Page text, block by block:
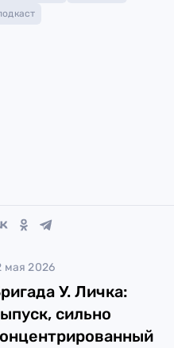
мая 2026
У. Личка:
сильно